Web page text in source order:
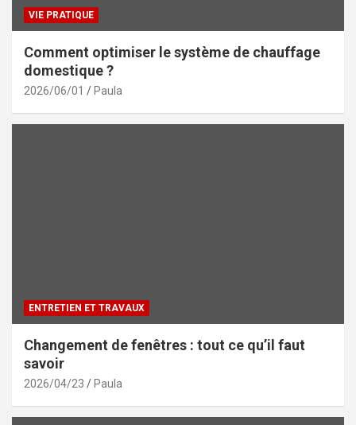
VIE PRATIQUE
Comment optimiser le système de chauffage
domestique ?
2026/06/01 Paula
ENTRETIEN ET TRAVAUX
Changement de fenêtres : tout ce qu’il faut
savoir
2026/04/23 Paula